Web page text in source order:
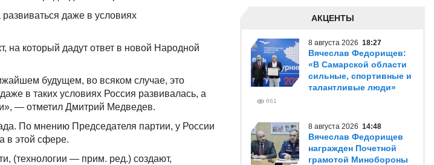
даже в условиях
на который дадут ответ в новой Народной
будущем, во всяком случае, это
в таких условиях Россия развивалась, а
— отметил Дмитрий Медведев.
По мнению Председателя партии, у России
в этой сфере.
(технологии — прим. ред.) создают,
АКЦЕНТЫ
8 августа 2026 18:27
Вячеслав Федорищев:
«В Самарской области
сильные, спортивные и
талантливые люди»
661
8 августа 2026 14:48
Вячеслав Федорищев
награжден Почетной
грамотой Минобороны